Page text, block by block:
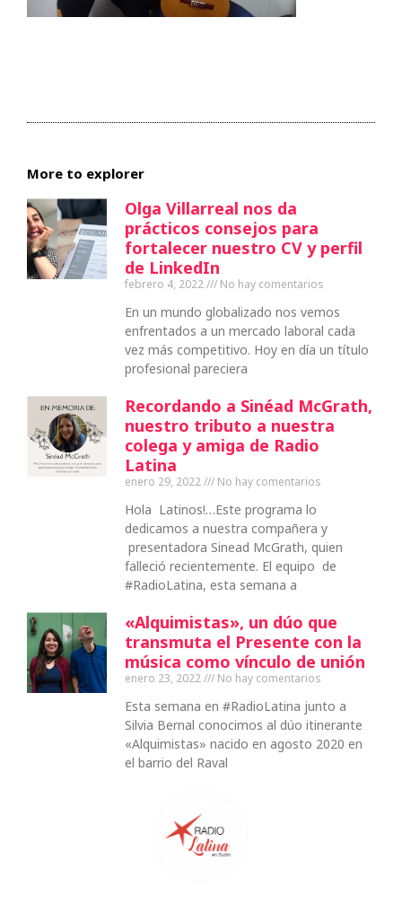
More to explorer
Olga Villarreal nos da
prácticos consejos para
fortalecer nuestro CV y perfil
de LinkedIn
febrero 4, 2022 No hay comentarios
En un mundo globalizado nos vemos
enfrentados a un mercado laboral cada
vez más competitivo. Hoy en día un título
profesional pareciera
Recordando a Sinéad McGrath,
nuestro tributo a nuestra
colega y amiga de Radio
Latina
enero 29, 2022 No hay comentarios
Hola Latinos!…Este programa lo
dedicamos a nuestra compañera y
presentadora Sinead McGrath, quien
falleció recientemente. El equipo de
#RadioLatina, esta semana a
«Alquimistas», un dúo que
transmuta el Presente con la
música como vínculo de unión
enero 23, 2022 No hay comentarios
Esta semana en #RadioLatina junto a
Silvia Bernal conocimos al dúo itinerante
«Alquimistas» nacido en agosto 2020 en
el barrio del Raval